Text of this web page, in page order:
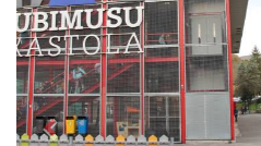
Previous